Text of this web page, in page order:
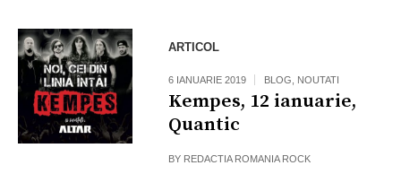
ARTICOL
6 IANUARIE 2019 BLOG NOUTATI
Kempes, 12 ianuarie,
Quantic
BY REDACTIA ROMANIA ROCK